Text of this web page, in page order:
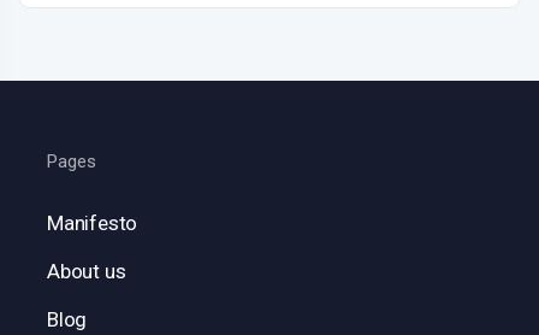
Pages
Manifesto
About us
Blog